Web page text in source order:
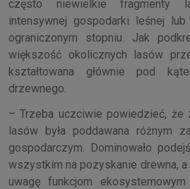
często niewielkie fragmenty
intensywnej gospodarki leśnej
ograniczonym stopniu. Jak
większość okolicznych lasów
kształtowana głównie pod
drzewnego.
– Trzeba uczciwie powiedzieć, że
lasów była poddawana różnym
gospodarczym. Dominowało
wszystkim na pozyskanie drewna,
uwagę funkcjom